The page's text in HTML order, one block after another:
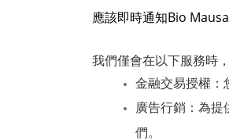
應該即時通知Bio
我們僅會在以下服務時
金融交易授權：
廣告行銷：為提
們。